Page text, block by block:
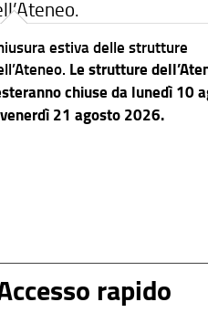
estiva delle strutture
Le strutture
chiuse da lunedì 10
21 agosto 2026.
rapido